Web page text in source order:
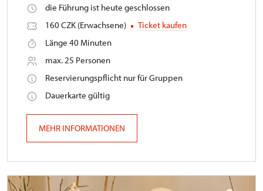
die Führung ist heute geschlossen
160 CZK (Erwachsene)
Ticket kaufen
Länge 40 Minuten
max. 25 Personen
Reservierungspflicht nur für Gruppen
Dauerkarte gültig
MEHR INFORMATIONEN